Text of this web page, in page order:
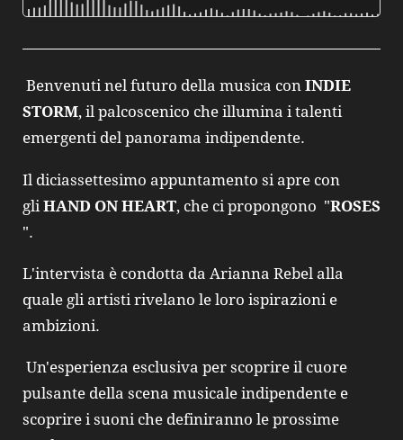
Benvenuti nel futuro della musica con INDIE
STORM, il palcoscenico che illumina i talenti
emergenti del panorama indipendente.
Il diciassettesimo appuntamento si apre con
gli HAND ON HEART, che ci propongono "ROSES
".
L'intervista è condotta da Arianna Rebel alla
quale gli artisti rivelano le loro ispirazioni e
ambizioni.
Un'esperienza esclusiva per scoprire il cuore
pulsante della scena musicale indipendente e
scoprire i suoni che definiranno le prossime